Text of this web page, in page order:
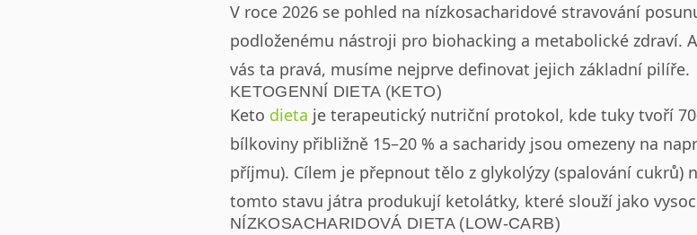
V roce 2026 se pohled na nízkosacharidové stravování
podloženému nástroji pro biohacking a metabolické zdraví.
vás ta pravá, musíme nejprve definovat jejich základní pilíře.
KETOGENNÍ DIETA (KETO)
Keto dieta je terapeutický nutriční protokol, kde tuky tvoří
bílkoviny přibližně 15–20 % a sacharidy jsou omezeny na
příjmu). Cílem je přepnout tělo z glykolýzy (spalování cukrů)
tomto stavu játra produkují ketolátky, které slouží jako
NÍZKOSACHARIDOVÁ DIETA (LOW-CARB)